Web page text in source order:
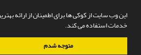
این وب سایت از کوکی ها برای اطمینان از ارائه
خدمات استفاده می کند.
متوجه شدم